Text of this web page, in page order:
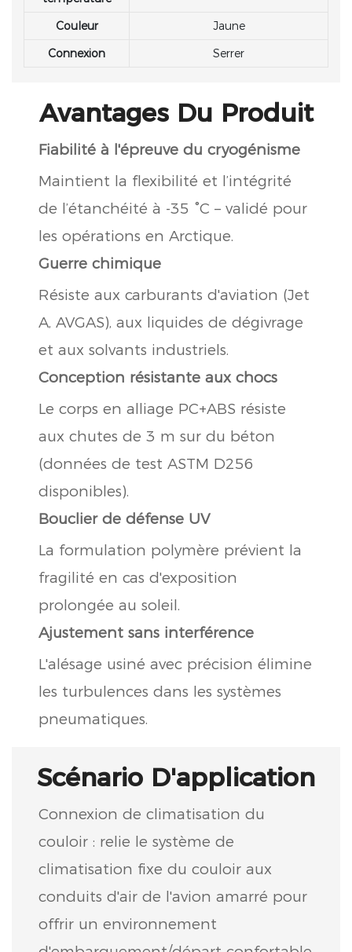
Couleur
Jaune
Connexion
Serrer
Avantages Du Produit
Fiabilité à l'épreuve du cryogénisme
Maintient la flexibilité et l’intégrité
de l’étanchéité à -35 °C – validé pour
les opérations en Arctique.
Guerre chimique
Résiste aux carburants d'aviation (Jet
A, AVGAS), aux liquides de dégivrage
et aux solvants industriels.
Conception résistante aux chocs
Le corps en alliage PC+ABS résiste
aux chutes de 3 m sur du béton
(données de test ASTM D256
disponibles).
Bouclier de défense UV
La formulation polymère prévient la
fragilité en cas d'exposition
prolongée au soleil.
Ajustement sans interférence
L'alésage usiné avec précision élimine
les turbulences dans les systèmes
pneumatiques.
Scénario D'application
Connexion de climatisation du
couloir : relie le système de
climatisation fixe du couloir aux
conduits d'air de l'avion amarré pour
offrir un environnement